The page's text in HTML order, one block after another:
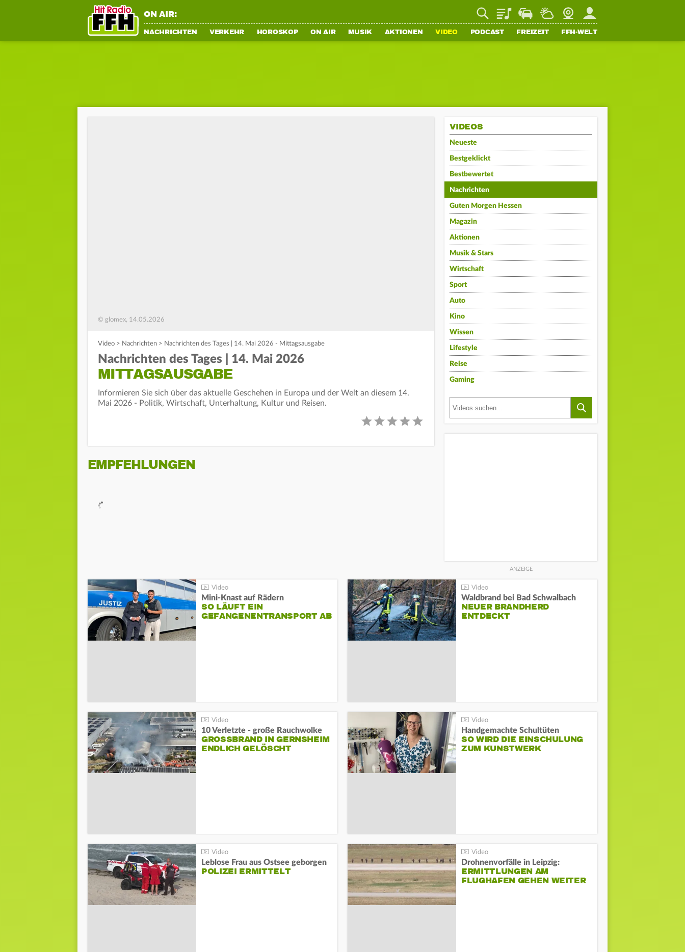
ON AIR: PlaylistStaupilotWetterWebcamMein FFH
NACHRICHTEN VERKEHR HOROSKOP ON AIR MUSIK AKTIONEN VIDEO PODCAST FREIZEIT FFH-WELT
© glomex, 14.05.2026
Video > Nachrichten > Nachrichten des Tages | 14. Mai 2026 - Mittagsausgabe
Nachrichten des Tages | 14. Mai 2026
MITTAGSAUSGABE
Informieren Sie sich über das aktuelle Geschehen in Europa und der Welt an diesem 14.
Mai 2026 - Politik, Wirtschaft, Unterhaltung, Kultur und Reisen.
EMPFEHLUNGEN
VIDEOS
Neueste
Bestgeklickt
Bestbewertet
Nachrichten
Guten Morgen Hessen
Magazin
Aktionen
Musik & Stars
Wirtschaft
Sport
Auto
Kino
Wissen
Lifestyle
Reise
Gaming
Mini-Knast auf Rädern
SO LÄUFT EIN
GEFANGENENTRANSPORT AB
Waldbrand bei Bad Schwalbach
NEUER BRANDHERD
ENTDECKT
10 Verletzte - große Rauchwolke
GROSSBRAND IN GERNSHEIM E
NDLICH GELÖSCHT
Handgemachte Schultüten
SO WIRD DIE EINSCHULUNG
ZUM KUNSTWERK
Leblose Frau aus Ostsee geborgen
POLIZEI ERMITTELT
Drohnenvorfälle in Leipzig:
ERMITTLUNGEN AM
FLUGHAFEN GEHEN WEITER